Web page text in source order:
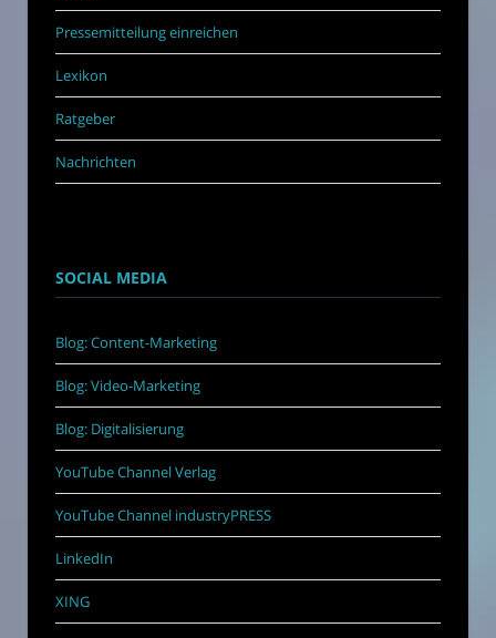
Pressemitteilung einreichen
Lexikon
Ratgeber
Nachrichten
SOCIAL MEDIA
Blog: Content-Marketing
Blog: Video-Marketing
Blog: Digitalisierung
YouTube Channel Verlag
YouTube Channel industryPRESS
LinkedIn
XING